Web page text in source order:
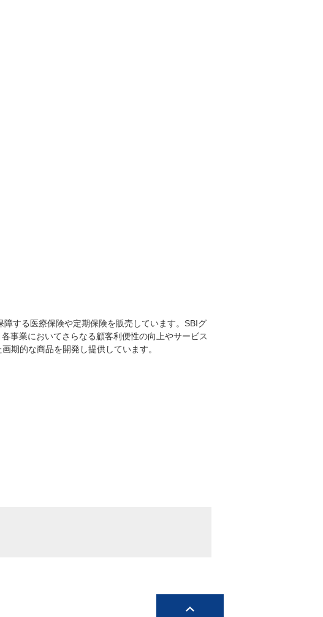
する医療保険や定期保険を販売しています。SBIグ
事業においてさらなる顧客利便性の向上やサービス
期的な商品を開発し提供しています。